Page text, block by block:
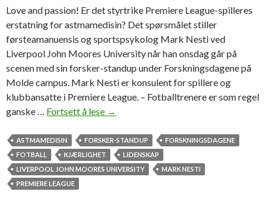
Love and passion! Er det styrtrike Premiere League-spilleres
erstatning for astmamedisin? Det spørsmålet stiller
førsteamanuensis og sportspsykolog Mark Nesti ved
Liverpool John Moores University når han onsdag går på
scenen med sin forsker-standup under Forskningsdagene på
Molde campus. Mark Nesti er konsulent for spillere og
klubbansatte i Premiere League. – Fotballtrenere er som regel
ganske … Fortsett å lese F
r
k
→
ASTMAMEDISIN FORSKER-STANDUP
FORSKNINGSDAGENE
FOTBALL
KJÆRLIGHET
LIDENSKAP
LIVERPOOL JOHN MOORES UNIVERSITY
MARK NESTI
PREMIERE LEAGUE